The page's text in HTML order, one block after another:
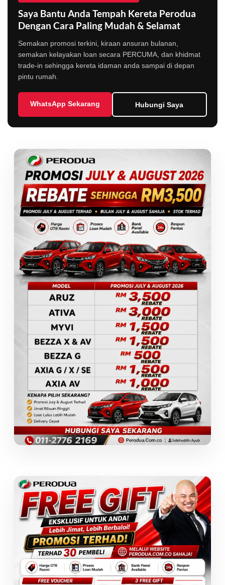
Saya Bantu Anda Tempah Kereta Perodua
Dengan Cara Paling Mudah & Selamat
Semakan promosi terkini, kiraan ansuran bulanan,
semakan kelayakan loan secara PERCUMA, dan khidmat
trade-in sehingga kereta idaman anda sampai di depan
pintu rumah.
WhatsApp Sekarang Hubungi Saya